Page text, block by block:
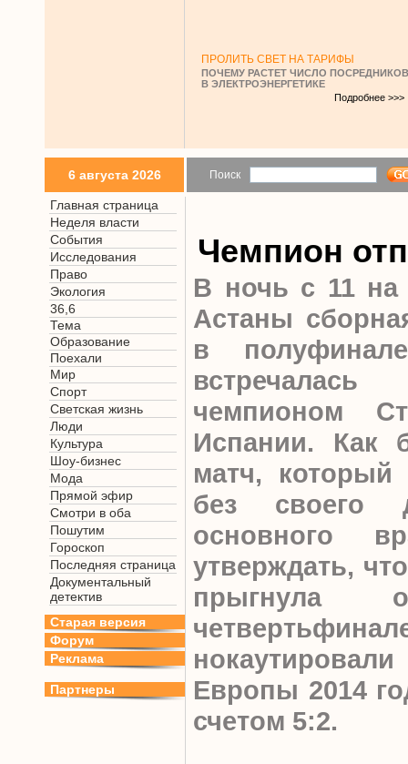
ПРОЛИТЬ СВЕТ НА ТАРИФЫ
ПОЧЕМУ РАСТЕТ ЧИСЛО ПОСРЕДНИКОВ
В ЭЛЕКТРОЭНЕРГЕТИКЕ
Подробнее >>>
6 августа 2026 Поиск
Главная страница
Неделя власти
События
Исследования
Право
Экология
36,6
Тема
Образование
Поехали
Мир
Спорт
Светская жизнь
Люди
Культура
Шоу-бизнес
Мода
Прямой эфир
Смотри в оба
Пошутим
Гороскоп
Последняя страница
Документальный
детектив
Старая версия
Форум
Реклама
Партнеры
Чемпион
В ночь с 11
Астаны
в
чемпионом
Испании. Как
матч, который
без своего
основного
утверждать,
прыгнула
Европы 2014
счетом 5:2.